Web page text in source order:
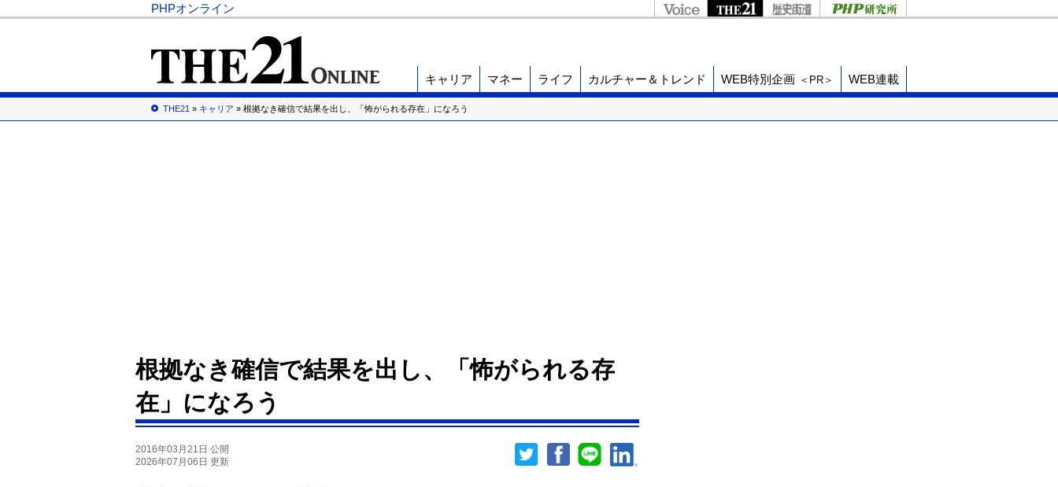
PHPオンライン
キャリア マネー ライフ カルチャー＆トレンド WEB特別企画 ＜PR＞ WEB連載
THE21 » キャリア » 根拠なき確信で結果を出し、「怖がられる存在」になろう
根拠なき確信で結果を出し、「怖がられる存
在」になろう
2016年03月21日 公開
2026年07月06日 更新